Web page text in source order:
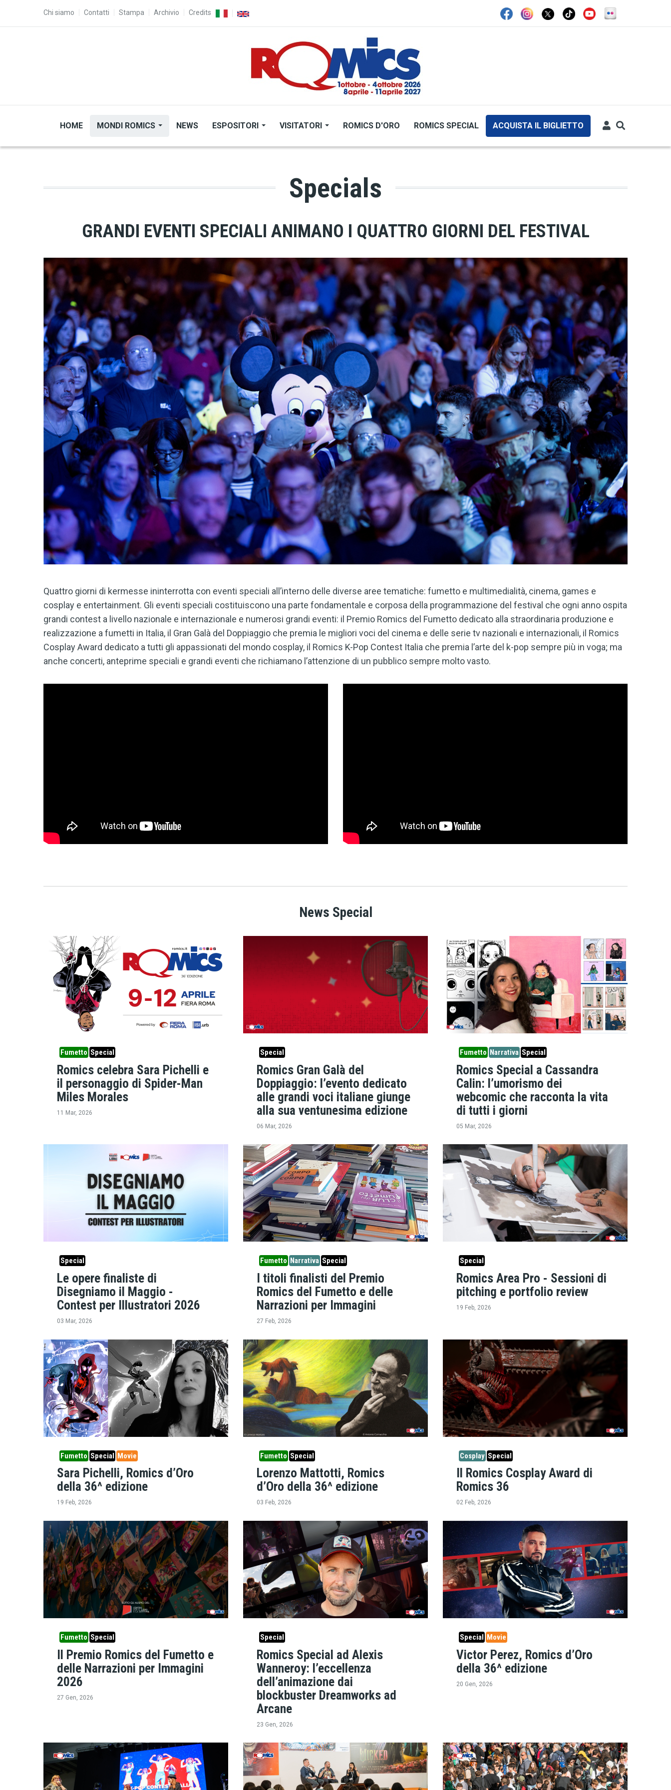
TOP MENU
Chi siamo Contatti Stampa Archivio Credits
HOME MONDI ROMICS NEWS ESPOSITORI VISITATORI ROMICS D'ORO ROMICS SPECIAL ACQUISTA IL BIGLIETTO
Specials
GRANDI EVENTI SPECIALI ANIMANO I QUATTRO GIORNI DEL FESTIVAL
Quattro giorni di kermesse ininterrotta con eventi speciali all’interno delle diverse aree tematiche: fumetto e multimedialità, cinema, games e
cosplay e entertainment. Gli eventi speciali costituiscono una parte fondamentale e corposa della programmazione del festival che ogni anno ospita
grandi contest a livello nazionale e internazionale e numerosi grandi eventi: il Premio Romics del Fumetto dedicato alla straordinaria produzione e
realizzazione a fumetti in Italia, il Gran Galà del Doppiaggio che premia le migliori voci del cinema e delle serie tv nazionali e internazionali, il Romics
Cosplay Award dedicato a tutti gli appassionati del mondo cosplay, il Romics K-Pop Contest Italia che premia l’arte del k-pop sempre più in voga; ma
anche concerti, anteprime speciali e grandi eventi che richiamano l’attenzione di un pubblico sempre molto vasto.
News Special
Fumetto Special
Romics celebra Sara Pichelli e
il personaggio di Spider-Man
Miles Morales
11 Mar, 2026
Special
Romics Gran Galà del
Doppiaggio: l’evento dedicato
alle grandi voci italiane giunge
alla sua ventunesima edizione
06 Mar, 2026
Fumetto Narrativa Special
Romics Special a Cassandra
Calin: l’umorismo dei
webcomic che racconta la vita
di tutti i giorni
05 Mar, 2026
Special
Le opere finaliste di
Disegniamo il Maggio -
Contest per Illustratori 2026
03 Mar, 2026
Fumetto Narrativa Special
I titoli finalisti del Premio
Romics del Fumetto e delle
Narrazioni per Immagini
27 Feb, 2026
Special
Romics Area Pro - Sessioni di
pitching e portfolio review
19 Feb, 2026
Fumetto Special Movie
Sara Pichelli, Romics d’Oro
della 36^ edizione
19 Feb, 2026
Fumetto Special
Lorenzo Mattotti, Romics
d’Oro della 36^ edizione
03 Feb, 2026
Cosplay Special
Il Romics Cosplay Award di
Romics 36
02 Feb, 2026
Fumetto Special
Il Premio Romics del Fumetto e
delle Narrazioni per Immagini
2026
27 Gen, 2026
Special
Romics Special ad Alexis
Wanneroy: l’eccellenza
dell’animazione dai
blockbuster Dreamworks ad
Arcane
23 Gen, 2026
Special Movie
Victor Perez, Romics d’Oro
della 36^ edizione
20 Gen, 2026